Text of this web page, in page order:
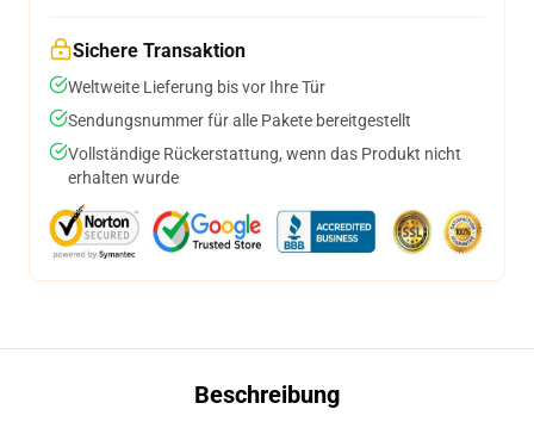
Sichere Transaktion
Weltweite Lieferung bis vor Ihre Tür
Sendungsnummer für alle Pakete bereitgestellt
Vollständige Rückerstattung, wenn das Produkt nicht
erhalten wurde
Beschreibung